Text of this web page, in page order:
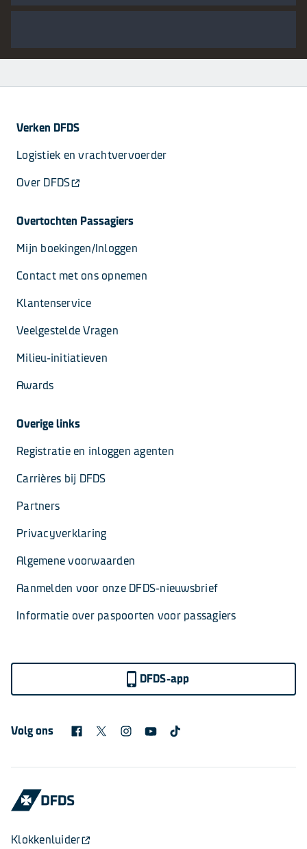
Verken DFDS
Logistiek en vrachtvervoerder
Over DFDS
Overtochten Passagiers
Mijn boekingen/Inloggen
Contact met ons opnemen
Klantenservice
Veelgestelde Vragen
Milieu-initiatieven
Awards
Overige links
Registratie en inloggen agenten
Carrières bij DFDS
Partners
Privacyverklaring
Algemene voorwaarden
Aanmelden voor onze DFDS-nieuwsbrief
Informatie over paspoorten voor passagiers
DFDS-app
Volg ons
Klokkenluider